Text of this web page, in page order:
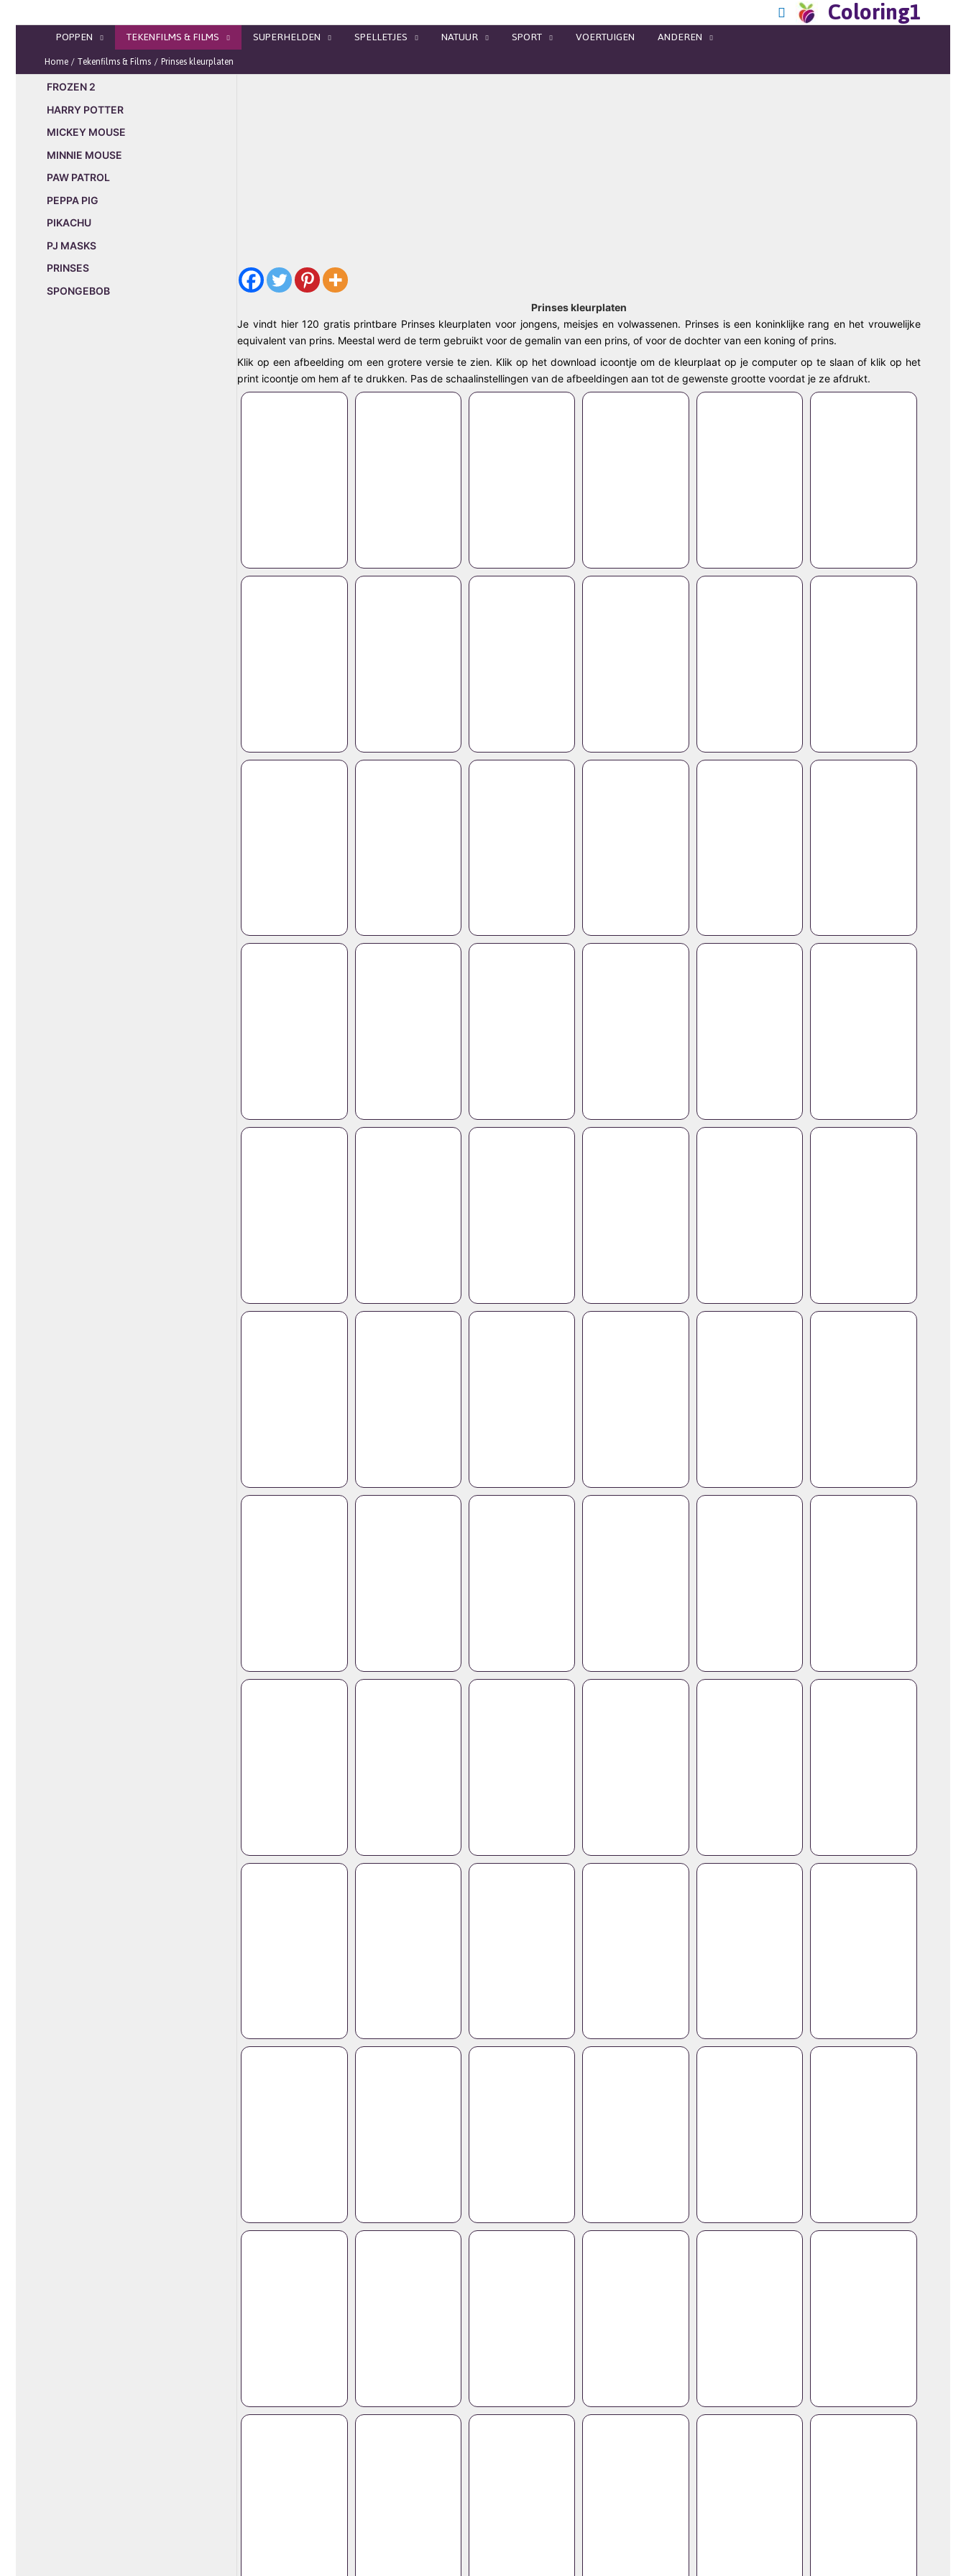
naar
Coloring1
POPPEN TEKENFILMS & FILMS SUPERHELDEN SPELLETJES NATUUR SPORT VOERTUIGEN ANDEREN
Home Tekenfilms & Films Prinses kleurplaten
FROZEN 2
HARRY POTTER
MICKEY MOUSE
MINNIE MOUSE
PAW PATROL
PEPPA PIG
PIKACHU
PJ MASKS
PRINSES
SPONGEBOB
Prinses kleurplaten
Je vindt hier 120 gratis printbare Prinses kleurplaten voor jongens, meisjes en volwassenen. Prinses is een koninklijke rang en het vrouwelijke
equivalent van prins. Meestal werd de term gebruikt voor de gemalin van een prins, of voor de dochter van een koning of prins.
Klik op een afbeelding om een grotere versie te zien. Klik op het download icoontje om de kleurplaat op je computer op te slaan of klik op het
print icoontje om hem af te drukken. Pas de schaalinstellingen van de afbeeldingen aan tot de gewenste grootte voordat je ze afdrukt.